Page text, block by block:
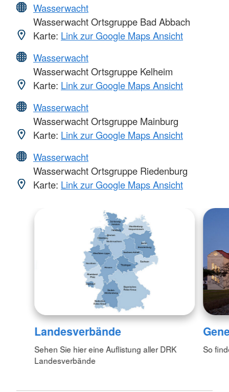
Wasserwacht
Wasserwacht Ortsgruppe Bad Abbach
Karte: Link zur Google Maps Ansicht
Wasserwacht
Wasserwacht Ortsgruppe Kelheim
Karte: Link zur Google Maps Ansicht
Wasserwacht
Wasserwacht Ortsgruppe Mainburg
Karte: Link zur Google Maps Ansicht
Wasserwacht
Wasserwacht Ortsgruppe Riedenburg
Karte: Link zur Google Maps Ansicht
Landesverbände
Sehen Sie hier eine Auflistung aller DRK
Landesverbände
So